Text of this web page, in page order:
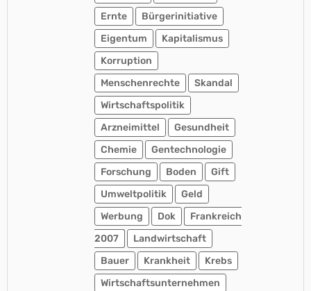
Ernte
Bürgerinitiative
Eigentum
Kapitalismus
Korruption
Menschenrechte
Skandal
Wirtschaftspolitik
Arzneimittel
Gesundheit
Chemie
Gentechnologie
Forschung
Boden
Gift
Umweltpolitik
Geld
Werbung
Dok
Frankreich
2007
Landwirtschaft
Bauer
Krankheit
Krebs
Wirtschaftsunternehmen